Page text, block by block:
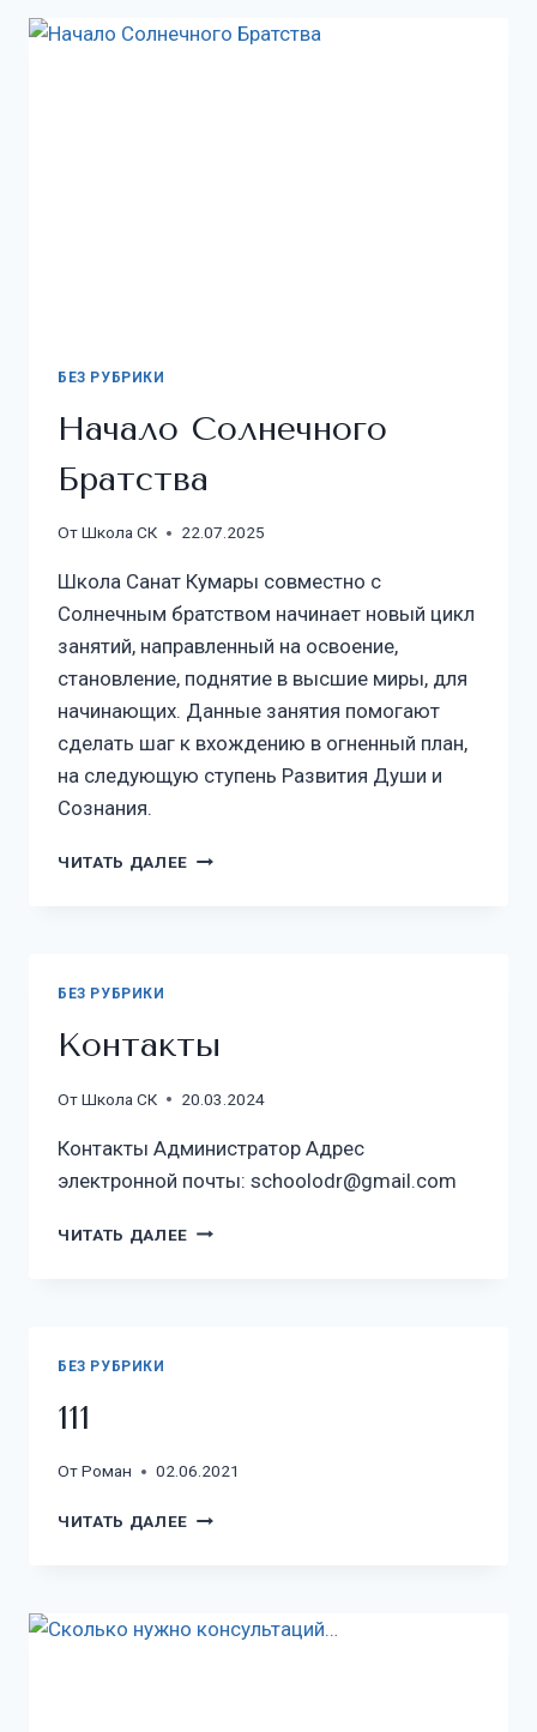
БЕЗ РУБРИКИ
Начало Солнечного
Братства
ОтШкола СК 22.07.2025
Школа Санат Кумары совместно с
Солнечным братством начинает новый цикл
занятий, направленный на освоение,
становление, поднятие в высшие миры, для
начинающих. Данные занятия помогают
сделать шаг к вхождению в огненный план,
на следующую ступень Развития Души и
Сознания.
ЧИТАТЬ ДАЛЕЕ
БЕЗ РУБРИКИ
Контакты
ОтШкола СК 20.03.2024
Контакты Администратор Адрес
электронной почты: schoolodr@gmail.com
ЧИТАТЬ ДАЛЕЕ
БЕЗ РУБРИКИ
111
ОтРоман 02.06.2021
ЧИТАТЬ ДАЛЕЕ